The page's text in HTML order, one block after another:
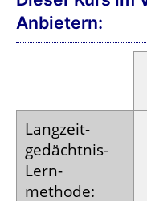
Anbietern:
Langzeit­
gedächtnis-
Lern­
methode: